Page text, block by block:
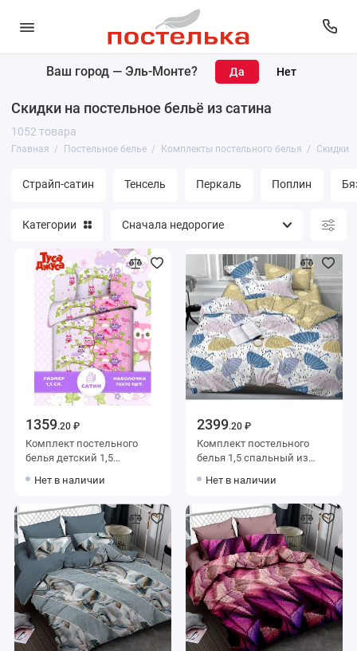
Ваш город — Эль-Монте?
Скидки на постельное бельё из сатина
1052 товара
Главная Постельное белье Комплекты постельного белья Скидки
Страйп-сатин Тенсель Перкаль Поплин
Категории
1359.20 ₽
Комплект постельного
белья детский 1,5
наволочкой 70х70
Нет в наличии
2399.20 ₽
Комплект постельного
белья 1,5 спальный из
70х70 2 шт Рисунок Luxor
Нет в наличии